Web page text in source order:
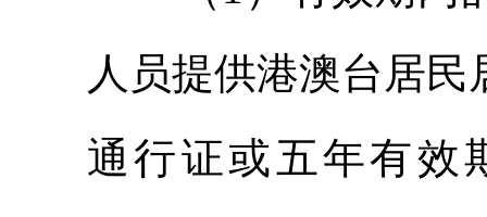
人员提供港澳台居
通行证或五年有效